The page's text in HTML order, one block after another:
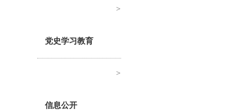
>
党史学习教育
>
信息公开